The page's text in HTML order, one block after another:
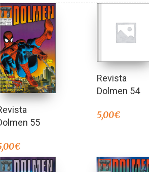
55
€
Revista
Dolmen 54
5,00€